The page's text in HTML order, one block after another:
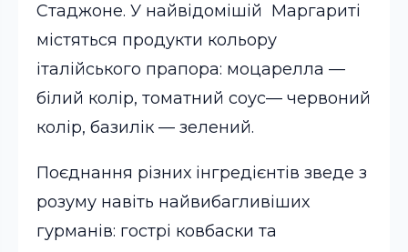
Стаджоне. У найвідомішій Маргариті
містяться продукти кольору
італійського прапора: моцарелла —
білий колір, томатний соус— червоний
колір, базилік — зелений.
Поєднання різних інгредієнтів зведе з
розуму навіть найвибагливіших
гурманів: гострі ковбаски та